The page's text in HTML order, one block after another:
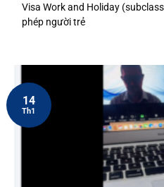
Visa Work and Holiday
phép người trẻ
14
Th1